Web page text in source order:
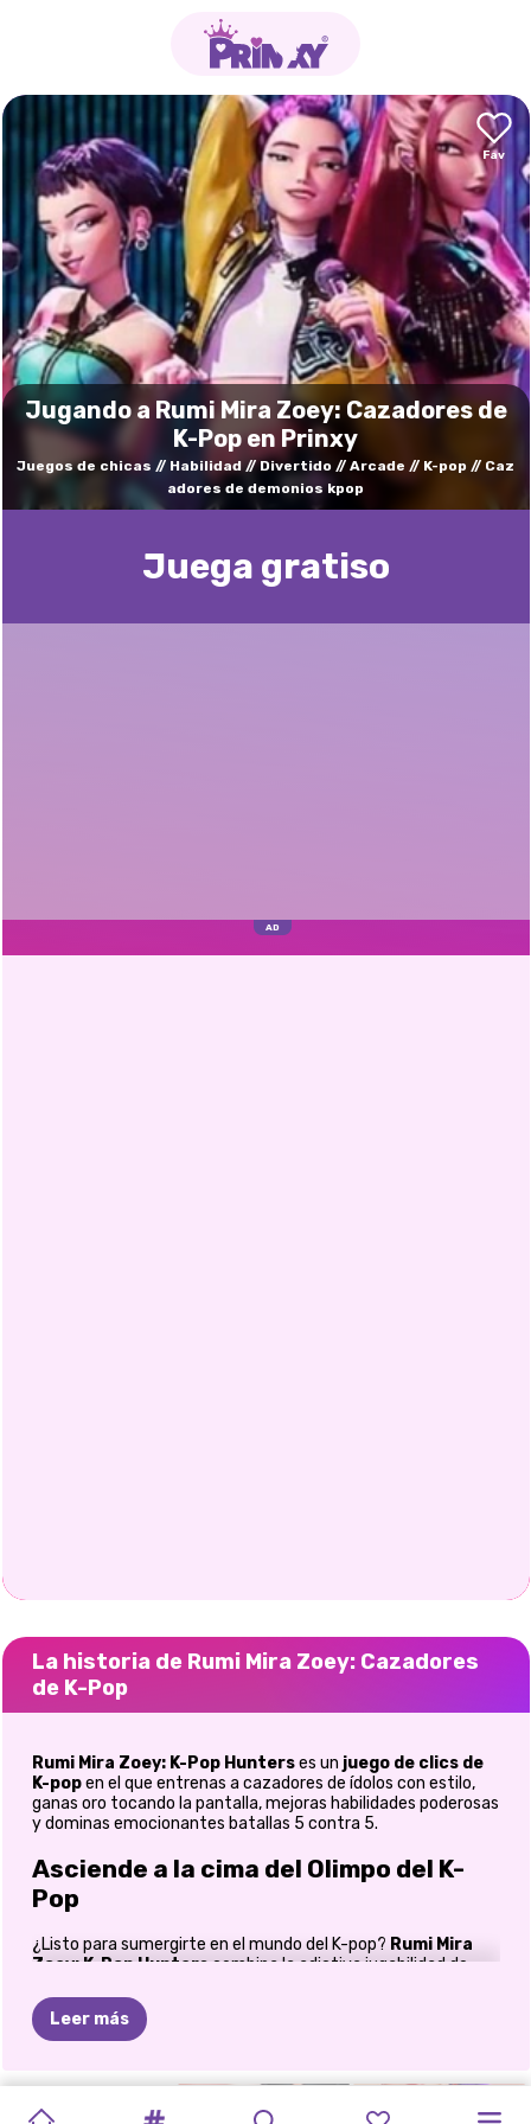
Jugando a Rumi Mira Zoey: Cazadores de
K-Pop en Prinxy
Juegos de chicas Habilidad Divertido Arcade K-pop
Caz
adores de demonios kpop
Juega gratisо
La historia de Rumi Mira Zoey: Cazadores
de K-Pop
Rumi Mira Zoey: K-Pop Hunterses un juego de clics de
K-popen el que entrenas a cazadores de ídolos con estilo,
ganas oro tocando la pantalla, mejoras habilidades poderosas
y dominas emocionantes batallas 5 contra 5.
Asciende a la cima del Olimpo del K-
Pop
¿Listo para sumergirte en el mundo del K-pop? Rumi Mira
Zoey: K-Pop Hunters combina la adictiva jugabilidad de
personajes y acción trepidante de 5 contra 5. Tanto si te
apasiona coleccionar héroes poderosos como si simplemente
disfrutas de los juegos inactivos, esta aventura te ofrece
pregunta es: ¿quién se convertirá en tu cazador favorito?
¿La feroz Rumi, la elegante Mira o la imparable Zoey?
Leer más
FIESTA
LIBRO
DESAFÍO MEJORES CONCIERTO